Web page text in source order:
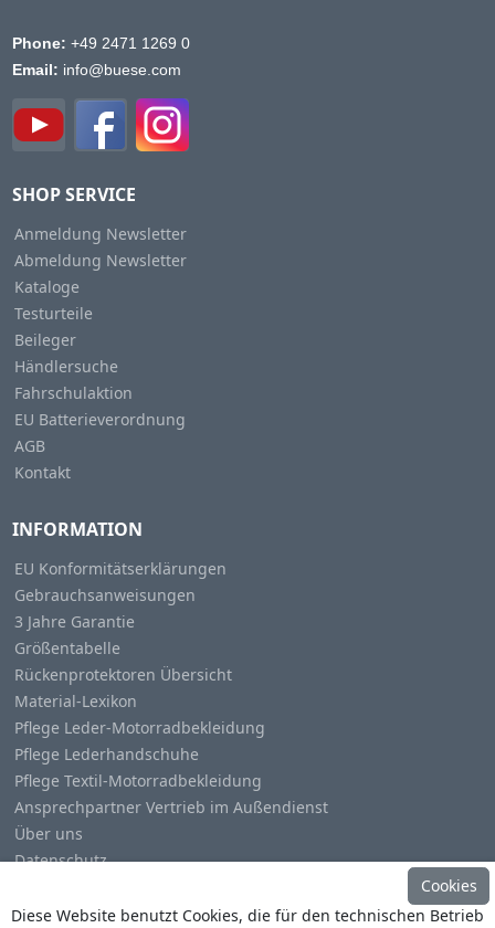
Phone: +49 2471 1269 0
Email: info@buese.com
SHOP SERVICE
Anmeldung Newsletter
Abmeldung Newsletter
Kataloge
Testurteile
Beileger
Händlersuche
Fahrschulaktion
EU Batterieverordnung
AGB
Kontakt
INFORMATION
EU Konformitätserklärungen
Gebrauchsanweisungen
3 Jahre Garantie
Größentabelle
Rückenprotektoren Übersicht
Material-Lexikon
Pflege Leder-Motorradbekleidung
Pflege Lederhandschuhe
Pflege Textil-Motorradbekleidung
Ansprechpartner Vertrieb im Außendienst
Über uns
Datenschutz
Cookies
Diese Website benutzt Cookies, die für den technischen Betrieb